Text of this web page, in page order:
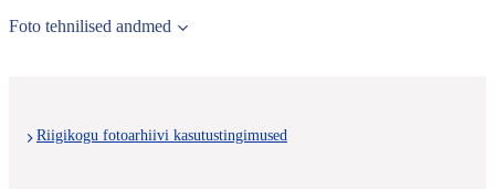
Foto tehnilised andmed
Riigikogu fotoarhiivi kasutustingimused